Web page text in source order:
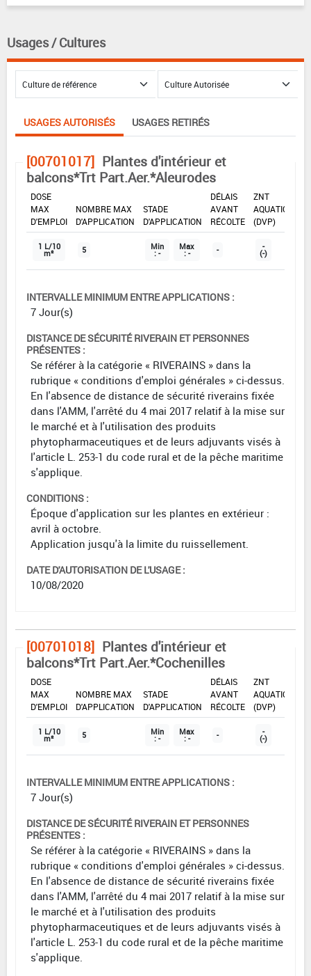
Usages / Cultures
USAGES AUTORISÉS USAGES RETIRÉS
[00701017] Plantes d'intérieur et
balcons*Trt Part.Aer.*Aleurodes
DOSE
MAX
D'EMPLOI
NOMBRE MAX
D'APPLICATION
STADE
D'APPLICATION
DÉLAIS
AVANT
RÉCOLTE
ZNT
AQUATIQUE
(DVP)
1 L/10
m² 5 Min
: -
Max
: - - -
(-)
INTERVALLE MINIMUM ENTRE APPLICATIONS :
7 Jour(s)
DISTANCE DE SÉCURITÉ RIVERAIN ET PERSONNES
PRÉSENTES :
Se référer à la catégorie « RIVERAINS » dans la
rubrique « conditions d'emploi générales » ci-dessus.
En l'absence de distance de sécurité riverains fixée
dans l'AMM, l'arrêté du 4 mai 2017 relatif à la mise sur
le marché et à l'utilisation des produits
phytopharmaceutiques et de leurs adjuvants visés à
l'article L. 253-1 du code rural et de la pêche maritime
s'applique.
CONDITIONS :
Époque d'application sur les plantes en extérieur :
avril à octobre.
Application jusqu'à la limite du ruissellement.
DATE D'AUTORISATION DE L'USAGE :
10/08/2020
[00701018] Plantes d'intérieur et
balcons*Trt Part.Aer.*Cochenilles
DOSE
MAX
D'EMPLOI
NOMBRE MAX
D'APPLICATION
STADE
D'APPLICATION
DÉLAIS
AVANT
RÉCOLTE
ZNT
AQUATIQUE
(DVP)
1 L/10
m² 5 Min
: -
Max
: - - -
(-)
INTERVALLE MINIMUM ENTRE APPLICATIONS :
7 Jour(s)
DISTANCE DE SÉCURITÉ RIVERAIN ET PERSONNES
PRÉSENTES :
Se référer à la catégorie « RIVERAINS » dans la
rubrique « conditions d'emploi générales » ci-dessus.
En l'absence de distance de sécurité riverains fixée
dans l'AMM, l'arrêté du 4 mai 2017 relatif à la mise sur
le marché et à l'utilisation des produits
phytopharmaceutiques et de leurs adjuvants visés à
l'article L. 253-1 du code rural et de la pêche maritime
s'applique.